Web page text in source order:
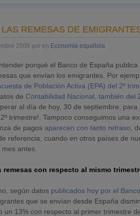
REMESAS DE
2009 por en Economía española
porqué el Banco de España
que envían los emigrantes. Por
de Población Activa (EPA) del 2º
de Contabilidad Nacional, también del
al día de hoy, 30 de septiembre,
trimestre!. Tampoco conseguimos una
de pagos aparecen con tanto retraso ,
referencia, cuando en otros países de
antes.
remesas con respecto al mismo
según datos publicados hoy por el
que se envían desde España
un 13% con respecto al primer trimestre